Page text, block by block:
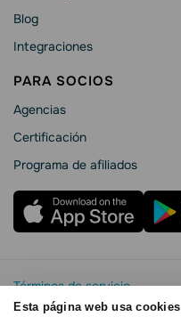
Esta página web usa cookies
Blog
Integraciones
PARA SOCIOS
Agencias
Certificación
Programa de afiliados
Términos de servicio
Política de privacidad